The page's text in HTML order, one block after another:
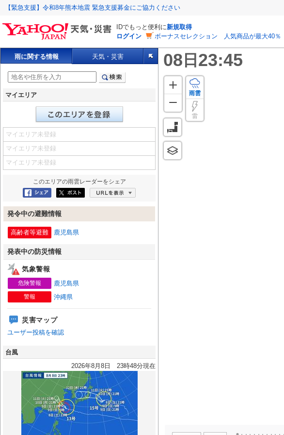
【緊急支援】令和8年熊本地震 緊急支援募金にご協力ください
IDでもっと便利に新規取得
ログイン
ボーナスセレクション 人気商品が最大40％
雨に関する情報 天気・災害
マイエリア
マイエリア未登録
マイエリア未登録
マイエリア未登録
このエリアの雨雲レーダーをシェア
Facebookにシェア
ポスト
発令中の避難情報
高齢者等避難 鹿児島県
発表中の防災情報
気象警報
危険警報 鹿児島県
警報 沖縄県
災害マップ
ユーザー投稿を確認
台風
2026年8月8日 23時48分現在
雨雲
雷
08 日 23:45